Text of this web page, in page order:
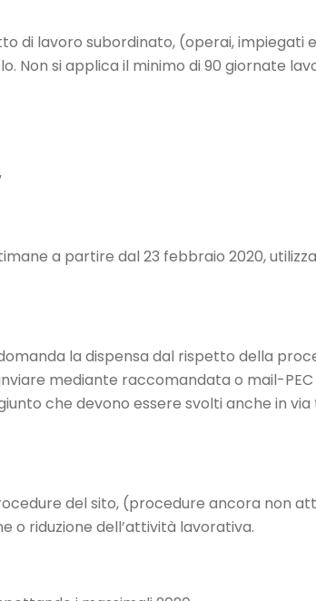
di lavoro subordinato, (operai, impiegati
Non si applica il minimo di 90 giornate
a partire dal 23 febbraio 2020,
la dispensa dal rispetto della
mediante raccomandata o mail-
che devono essere svolti anche in
del sito, (procedure ancora non
o riduzione dell’attività lavorativa.